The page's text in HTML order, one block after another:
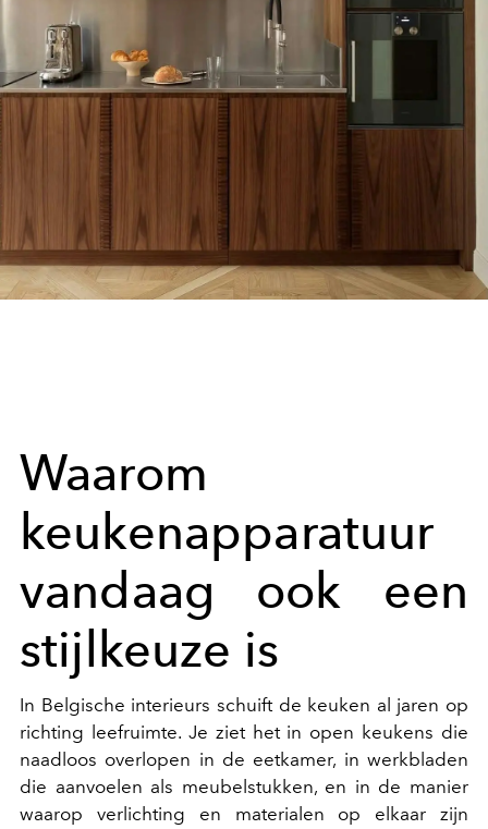
Waarom
keukenapparatuur
vandaag ook een
stijlkeuze is
In Belgische interieurs schuift de keuken al jaren op
richting leefruimte. Je ziet het in open keukens die
naadloos overlopen in de eetkamer, in werkbladen
die aanvoelen als meubelstukken, en in de manier
waarop verlichting en materialen op elkaar zijn